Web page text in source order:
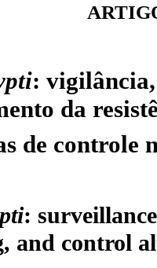
: vigilância,
da
de controle
:
and control